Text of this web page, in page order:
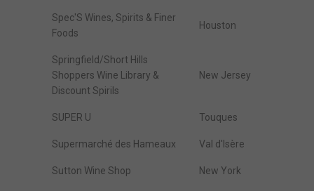
Spec'S Wines, Spirits & Finer
Foods
Houston
Springfield/Short Hills
Shoppers Wine Library &
Discount Spirils
New Jersey
SUPER U Touques
Supermarché des Hameaux Val d'Isère
Sutton Wine Shop New York